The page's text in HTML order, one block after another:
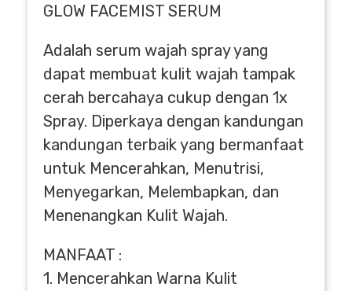
GLOW FACEMIST SERUM
Adalah serum wajah spray yang
dapat membuat kulit wajah tampak
cerah bercahaya cukup dengan 1x
Spray. Diperkaya dengan kandungan
kandungan terbaik yang bermanfaat
untuk Mencerahkan, Menutrisi,
Menyegarkan, Melembapkan, dan
Menenangkan Kulit Wajah.
MANFAAT :
1. Mencerahkan Warna Kulit